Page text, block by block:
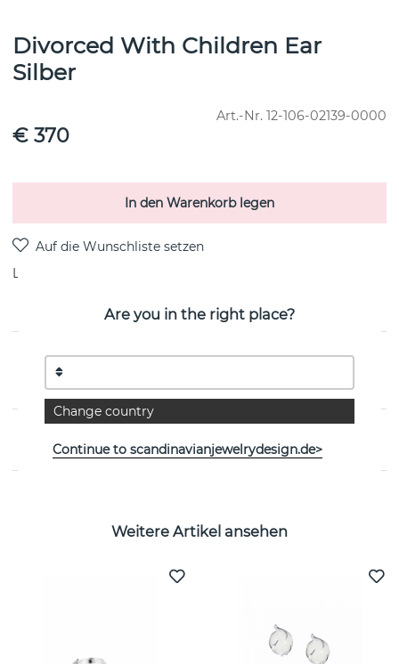
Divorced With Children Ear
Silber
Art.-Nr. 12-106-02139-0000
€ 370
In den Warenkorb legen
Lieferung:
PRODUKTBESCHREIBUNG
von der schwedischen Marke Efva Attling
Weitere Artikel ansehen
Are you in the right place?
Change country
Continue to scandinavianjewelrydesign.de>